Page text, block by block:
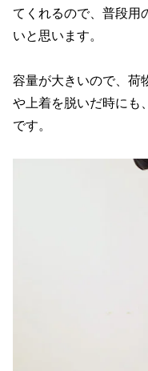
てくれるので、普段用
いと思います。
容量が大きいので、荷
や上着を脱いだ時にも
です。